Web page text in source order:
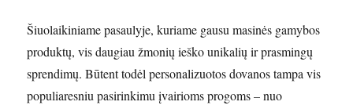
Šiuolaikiniame pasaulyje, kuriame gausu masinės gamybos
produktų, vis daugiau žmonių ieško unikalių ir prasmingų
sprendimų. Būtent todėl personalizuotos dovanos tampa vis
populiaresniu pasirinkimu įvairioms progoms – nuo